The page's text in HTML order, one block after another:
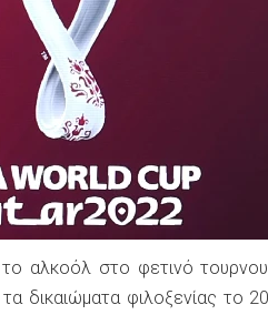
το αλκοόλ στο φετινό
δικαιώματα φιλοξενίας το